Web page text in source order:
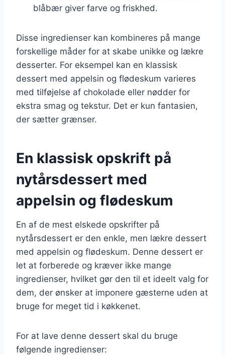
blåbær giver farve og friskhed.
Disse ingredienser kan kombineres på mange
forskellige måder for at skabe unikke og lækre
desserter. For eksempel kan en klassisk
dessert med appelsin og flødeskum varieres
med tilføjelse af chokolade eller nødder for
ekstra smag og tekstur. Det er kun fantasien,
der sætter grænser.
En klassisk opskrift på
nytårsdessert med
appelsin og flødeskum
En af de mest elskede opskrifter på
nytårsdessert er den enkle, men lækre dessert
med appelsin og flødeskum. Denne dessert er
let at forberede og kræver ikke mange
ingredienser, hvilket gør den til et ideelt valg for
dem, der ønsker at imponere gæsterne uden at
bruge for meget tid i køkkenet.
For at lave denne dessert skal du bruge
følgende ingredienser: